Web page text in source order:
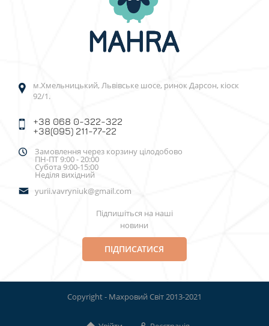
м.Хмельницький, Львівське шосе, ринок Дарсон, кіоск
92/1.
+38 068 0-322-322
+38(095) 211-77-22
Замовлення через корзину цілодобово
ПН-ПТ 9:00 - 20:00
Субота 9:00-15:00
Неділя вихідний
yurii.vavryniuk@gmail.com
Підпишіться на наші
новини
ПІДПИСАТИСЯ
Copyright - Махровий Світ 2013-2021